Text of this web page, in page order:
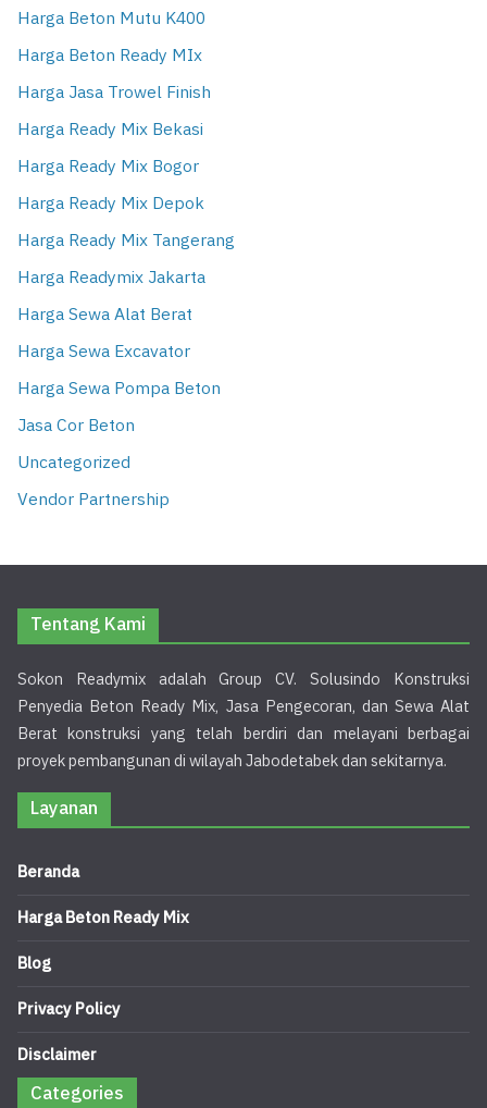
Harga Beton Mutu K400
Harga Beton Ready MIx
Harga Jasa Trowel Finish
Harga Ready Mix Bekasi
Harga Ready Mix Bogor
Harga Ready Mix Depok
Harga Ready Mix Tangerang
Harga Readymix Jakarta
Harga Sewa Alat Berat
Harga Sewa Excavator
Harga Sewa Pompa Beton
Jasa Cor Beton
Uncategorized
Vendor Partnership
Tentang Kami
Sokon Readymix adalah Group CV. Solusindo Konstruksi
Penyedia Beton Ready Mix, Jasa Pengecoran, dan Sewa Alat
Berat konstruksi yang telah berdiri dan melayani berbagai
proyek pembangunan di wilayah Jabodetabek dan sekitarnya.
Layanan
Beranda
Harga Beton Ready Mix
Blog
Privacy Policy
Disclaimer
Categories